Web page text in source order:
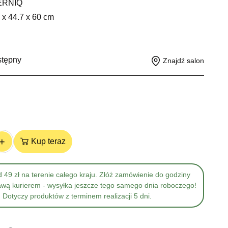
x 44.7 x 60 cm
Znajdź salon
Kup teraz
49 zł na terenie całego kraju. Złóż zamówienie do godziny
kurierem - wysyłka jeszcze tego samego dnia roboczego!
Dotyczy produktów z terminem realizacji 5 dni.